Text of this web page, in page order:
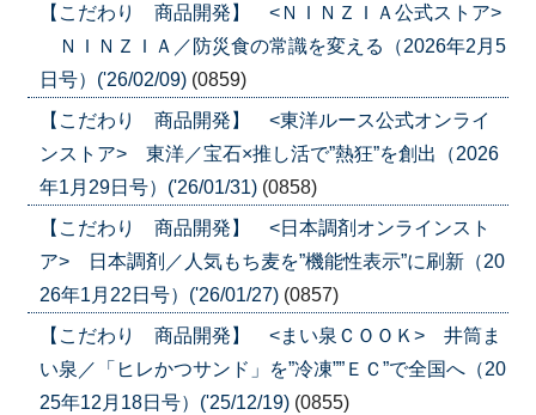
【こだわり 商品開発】 <ＮＩＮＺＩＡ公式ストア>
ＮＩＮＺＩＡ／防災食の常識を変える（2026年2月5
日号）('26/02/09) (0859)
【こだわり 商品開発】 <東洋ルース公式オンライ
ンストア> 東洋／宝石×推し活で”熱狂”を創出（2026
年1月29日号）('26/01/31) (0858)
【こだわり 商品開発】 <日本調剤オンラインスト
ア> 日本調剤／人気もち麦を”機能性表示”に刷新（20
26年1月22日号）('26/01/27) (0857)
【こだわり 商品開発】 <まい泉ＣＯＯＫ> 井筒ま
い泉／「ヒレかつサンド」を”冷凍””ＥＣ”で全国へ（20
25年12月18日号）('25/12/19) (0855)